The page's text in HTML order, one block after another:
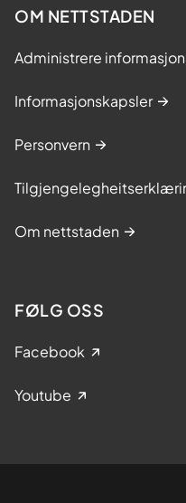
OM NETTSTADEN
Administrere
Informasjonskapsler
Personvern
Om nettstaden
FØLG OSS
Facebook
Youtube